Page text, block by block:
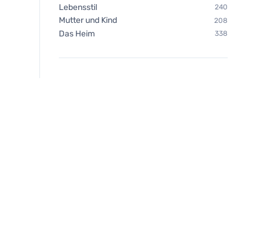
Lebensstil 240
Mutter und Kind 208
Das Heim 338